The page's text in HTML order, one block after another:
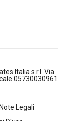
Italia s.r.l. Via
05730030961
Note Legali